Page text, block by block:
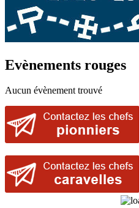
Evènements rouges
Aucun évènement trouvé